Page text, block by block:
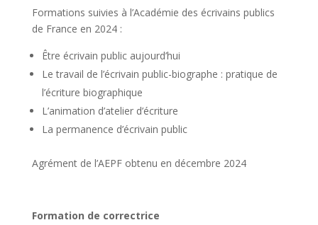
Formations suivies à l’Académie des écrivains publics
de France en 2024 :
Être écrivain public aujourd’hui
Le travail de l’écrivain public-biographe : pratique de
l’écriture biographique
L’animation d’atelier d’écriture
La permanence d’écrivain public
Agrément de l’AEPF obtenu en décembre 2024
Formation de correctrice